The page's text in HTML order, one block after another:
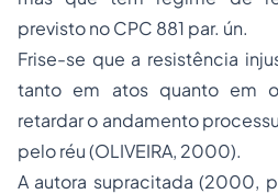
previsto no CPC 881 par. ún.
Frise-se que a resistência
tanto em atos quanto em
retardar o andamento
pelo réu (OLIVEIRA, 2000).
A autora supracitada (2000,